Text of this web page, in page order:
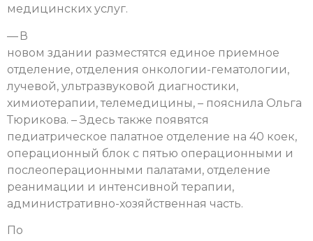
медицинских услуг.
— В
новом здании разместятся единое приемное
отделение, отделения онкологии-гематологии,
лучевой, ультразвуковой диагностики,
химиотерапии, телемедицины, – пояснила Ольга
Тюрикова. – Здесь также появятся
педиатрическое палатное отделение на 40 коек,
операционный блок с пятью операционными и
послеоперационными палатами, отделение
реанимации и интенсивной терапии,
административно-хозяйственная часть.
По